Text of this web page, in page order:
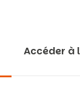
Accéder à